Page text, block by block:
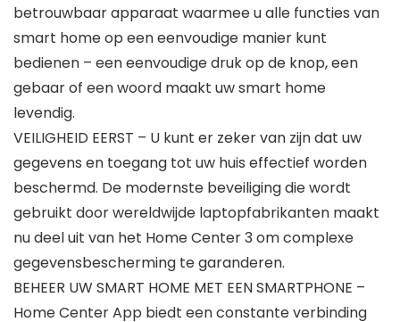
betrouwbaar apparaat waarmee u alle functies van
smart home op een eenvoudige manier kunt
bedienen – een eenvoudige druk op de knop, een
gebaar of een woord maakt uw smart home
levendig.
VEILIGHEID EERST – U kunt er zeker van zijn dat uw
gegevens en toegang tot uw huis effectief worden
beschermd. De modernste beveiliging die wordt
gebruikt door wereldwijde laptopfabrikanten maakt
nu deel uit van het Home Center 3 om complexe
gegevensbescherming te garanderen.
BEHEER UW SMART HOME MET EEN SMARTPHONE –
Home Center App biedt een constante verbinding